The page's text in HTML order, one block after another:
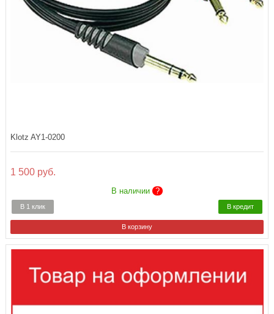
Klotz AY1-0200
1 500 руб.
В наличии ?
В 1 клик В кредит